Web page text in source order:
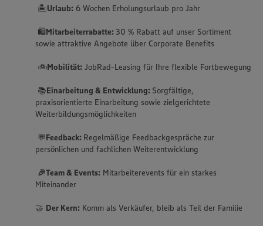
🏝️Urlaub: 6 Wochen Erholungsurlaub pro Jahr
🛍️Mitarbeiterrabatte: 30 % Rabatt auf unser Sortiment
sowie attraktive Angebote über Corporate Benefits
🚲Mobilität: JobRad-Leasing für Ihre flexible Fortbewegung
📚Einarbeitung & Entwicklung: Sorgfältige,
praxisorientierte Einarbeitung sowie zielgerichtete
Weiterbildungsmöglichkeiten
💬Feedback: Regelmäßige Feedbackgespräche zur
persönlichen und fachlichen Weiterentwicklung
🎉Team & Events: Mitarbeiterevents für ein starkes
Miteinander
🤝 Der Kern: Komm als Verkäufer, bleib als Teil der Familie